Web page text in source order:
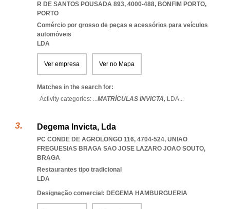
R DE SANTOS POUSADA 893, 4000-488, BONFIM PORTO,
PORTO
Comércio por grosso de peças e acessórios para veículos
automóveis
LDA
Ver empresa Ver no Mapa
Matches in the search for:
Activity categories: ...MATRÍCULAS INVICTA, LDA...
Degema Invicta, Lda
PC CONDE DE AGROLONGO 116, 4704-524, UNIAO
FREGUESIAS BRAGA SAO JOSE LAZARO JOAO SOUTO,
BRAGA
Restaurantes tipo tradicional
LDA
Designação comercial: DEGEMA HAMBURGUERIA